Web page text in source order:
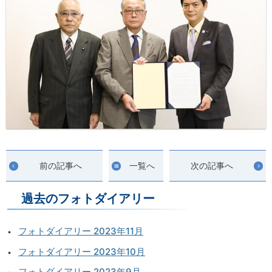
前の記事へ 一覧へ 次の記事へ
過去のフォトダイアリー
フォトダイアリー 2023年11月
フォトダイアリー 2023年10月